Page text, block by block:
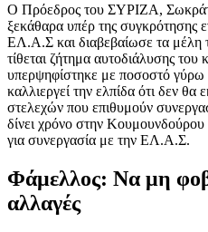
Ο Πρόεδρος του ΣΥΡΙΖΑ,
ξεκάθαρα υπέρ της συγκρότησης
ΕΛ.Α.Σ και διαβεβαίωσε τα μέλη
τίθεται ζήτημα αυτοδιάλυσης
υπερψηφίστηκε με ποσοστό γύρω
καλλιεργεί την ελπίδα ότι δεν
στελεχών που επιθυμούν
δίνει χρόνο στην Κουμουνδούρου
για συνεργασία με την ΕΛ.Α.Σ.
Φάμελλος: Να μη
αλλαγές